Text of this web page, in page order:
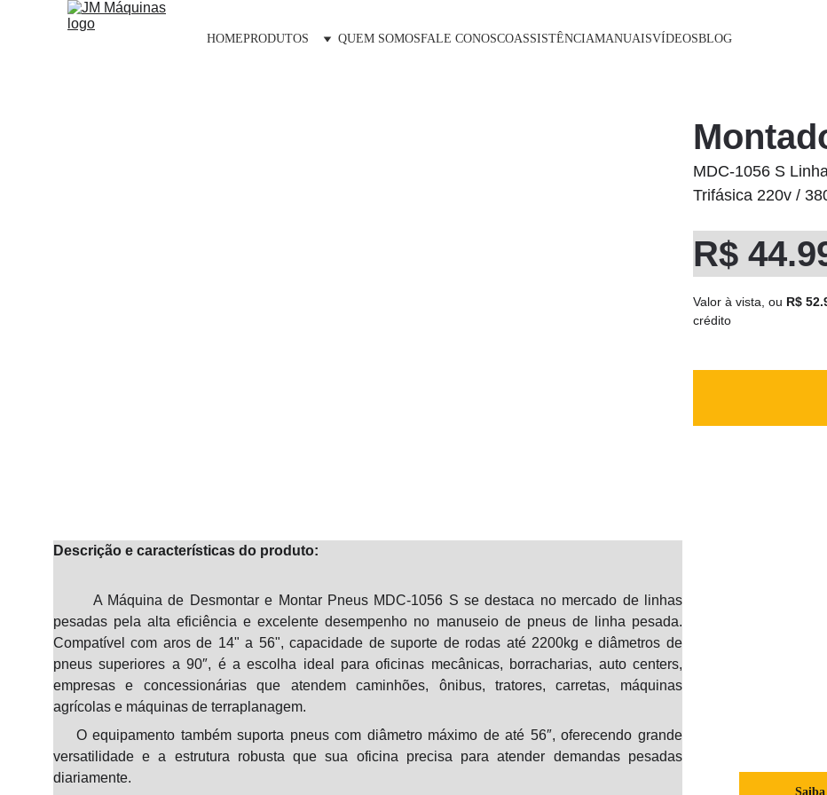
HOMEPRODUTOS QUEM SOMOSFALE CONOSCOASSISTÊNCIAMANUAISVÍDEOSBLOG
MDC-1056 S
Trifásica 220v /
R$
Valor à vista, ou R$
crédito
Descrição e características do produto:
A Máquina de Desmontar e Montar Pneus MDC-1056 S se destaca no mercado de linhas
pesadas pela alta eficiência e excelente desempenho no manuseio de pneus de linha pesada.
Compatível com aros de 14" a 56", capacidade de suporte de rodas até 2200kg e diâmetros de
pneus superiores a 90″, é a escolha ideal para oficinas mecânicas, borracharias, auto centers,
empresas e concessionárias que atendem caminhões, ônibus, tratores, carretas, máquinas
agrícolas e máquinas de terraplanagem.
O equipamento também suporta pneus com diâmetro máximo de até 56″, oferecendo grande
versatilidade e a estrutura robusta que sua oficina precisa para atender demandas pesadas
diariamente.
R$ 31.500